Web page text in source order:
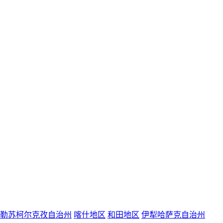
苏柯尔克孜自治州 喀什地区 和田地区 伊犁哈萨克自治州